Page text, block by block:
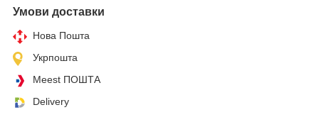
Умови доставки
Нова Пошта
Укрпошта
Meest ПОШТА
Delivery